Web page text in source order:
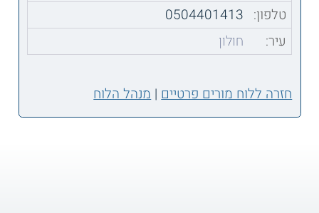
טלפון: 0504401413
עיר:
חולון
חזרה ללוח מורים פרטיים|מנהל הלוח